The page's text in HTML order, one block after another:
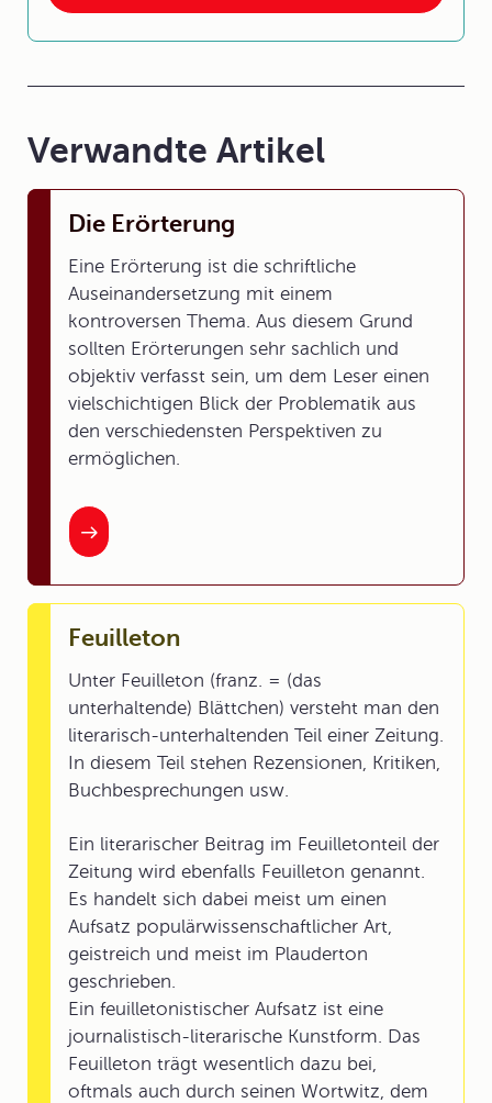
Verwandte Artikel
Die Erörterung
Eine Erörterung ist die schriftliche
Auseinandersetzung mit einem
kontroversen Thema. Aus diesem Grund
sollten Erörterungen sehr sachlich und
objektiv verfasst sein, um dem Leser einen
vielschichtigen Blick der Problematik aus
den verschiedensten Perspektiven zu
ermöglichen.
Feuilleton
Unter Feuilleton (franz. = (das
unterhaltende) Blättchen) versteht man den
literarisch-unterhaltenden Teil einer Zeitung.
In diesem Teil stehen Rezensionen, Kritiken,
Buchbesprechungen usw.
Ein literarischer Beitrag im Feuilletonteil der
Zeitung wird ebenfalls Feuilleton genannt.
Es handelt sich dabei meist um einen
Aufsatz populärwissenschaftlicher Art,
geistreich und meist im Plauderton
geschrieben.
Ein feuilletonistischer Aufsatz ist eine
journalistisch-literarische Kunstform. Das
Feuilleton trägt wesentlich dazu bei,
oftmals auch durch seinen Wortwitz, dem